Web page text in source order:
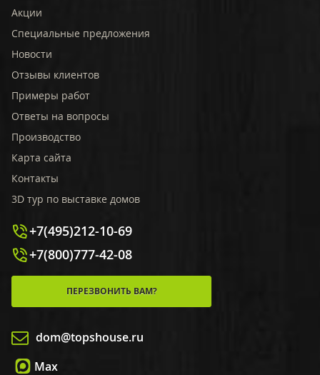
Акции
Специальные предложения
Новости
Отзывы клиентов
Примеры работ
Ответы на вопросы
Производство
Карта сайта
Контакты
3D тур по выставке домов
+7(495)212-10-69
+7(800)777-42-08
ПЕРЕЗВОНИТЬ ВАМ?
dom@topshouse.ru
Max